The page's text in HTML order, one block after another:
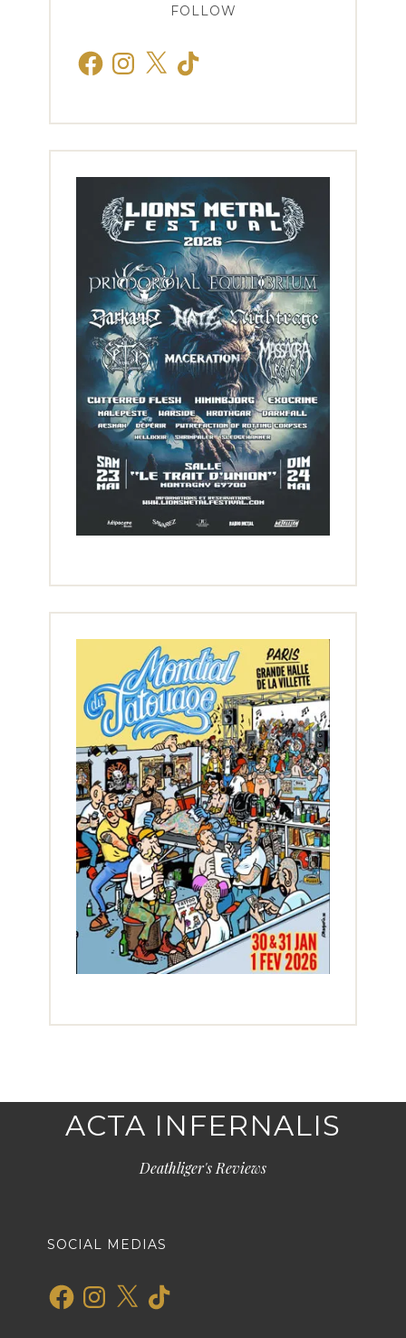
FOLLOW
FacebookInstagram
X TikTok
ACTA INFERNALIS
Deathliger's Reviews
SOCIAL MEDIAS
FacebookInstagram
X TikTok